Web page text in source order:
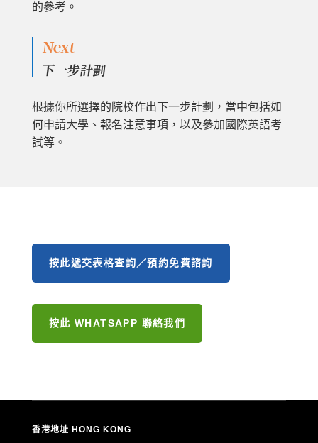
的參考。
Next
下一步計劃
根據你所選擇的院校作出下一步計劃，當中包括如
何申請大學、報名注意事項，以及參加國際英語考
試等。
按此遞交表格查詢／預約免費諮詢
按此 WHATSAPP 聯絡我們
香港地址 HONG KONG